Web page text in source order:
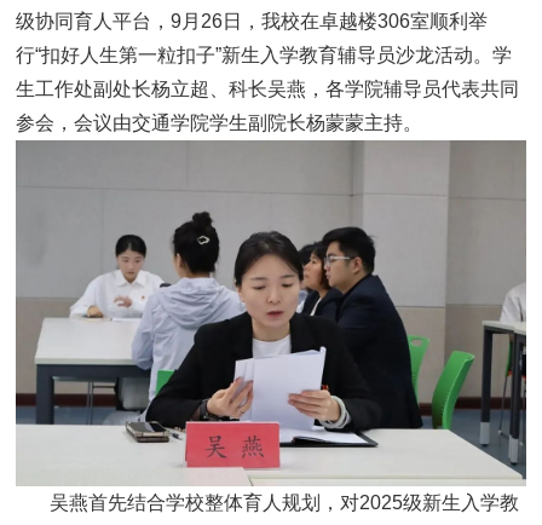
级协同育人平台，9月26日，我校在卓越楼306室顺利举
行“扣好人生第一粒扣子”新生入学教育辅导员沙龙活动。学
生工作处副处长杨立超、科长吴燕，各学院辅导员代表共同
参会，会议由交通学院学生副院长杨蒙蒙主持。
吴燕首先结合学校整体育人规划，对2025级新生入学教